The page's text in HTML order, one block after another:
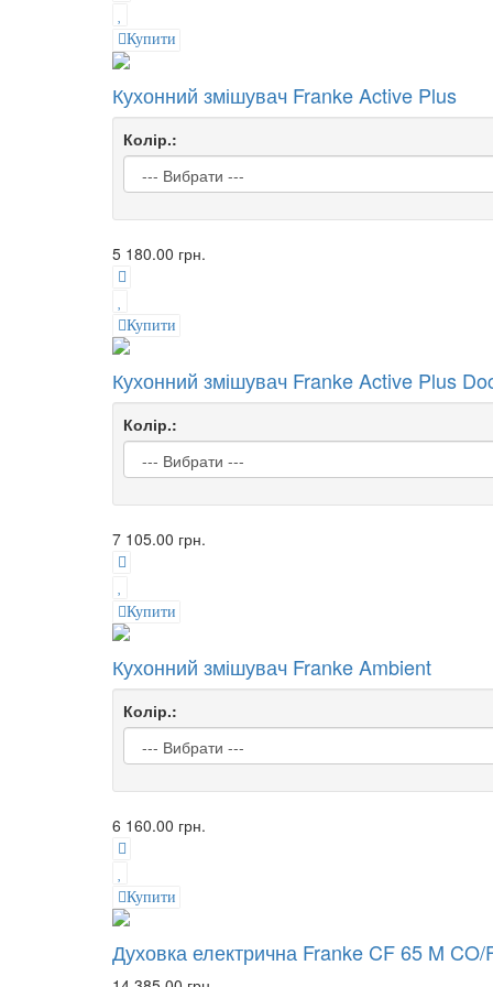
Купити
Кухонний змішувач Franke Active Plus
Колір.:
5 180.00 грн.
Купити
Кухонний змішувач Franke Active Plus
Колір.:
7 105.00 грн.
Купити
Кухонний змішувач Franke Ambient
Колір.:
6 160.00 грн.
Купити
Духовка електрична Franke CF 65 M CO/